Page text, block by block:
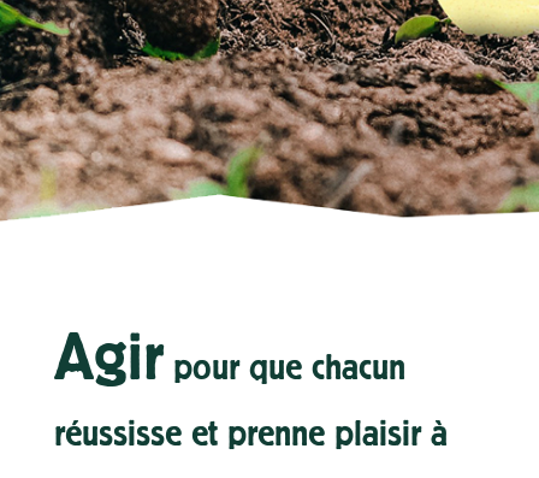
Agirpour que chacun
réussisse et prenne plaisir à